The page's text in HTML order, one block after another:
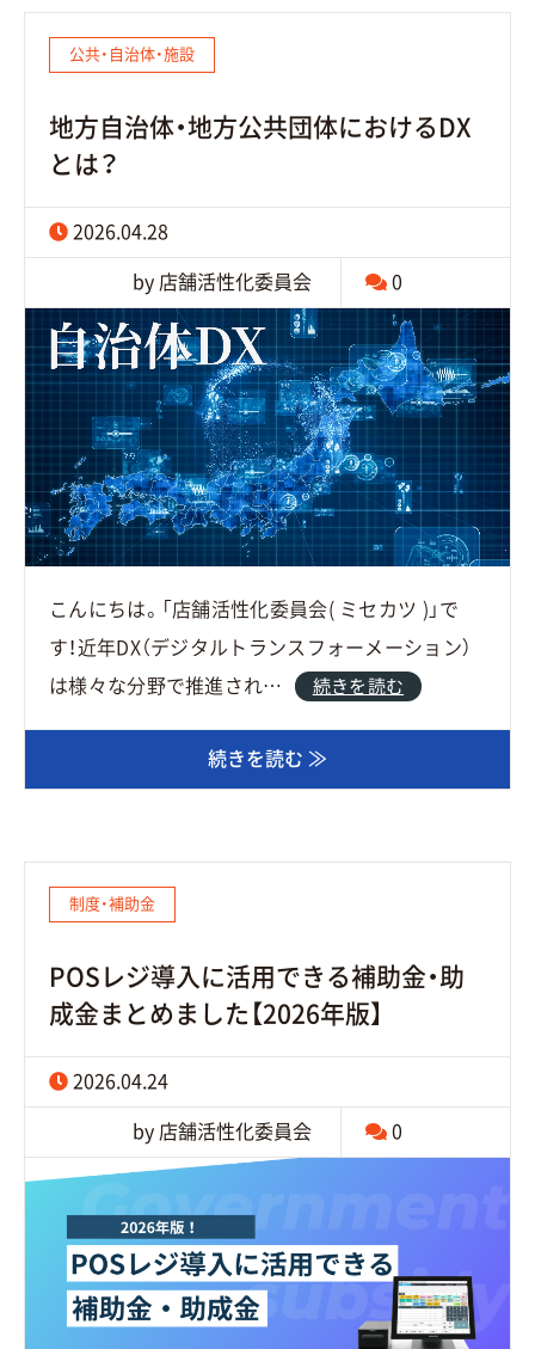
公共・自治体・施設
地方自治体・地方公共団体におけるDX
とは？
2026.04.28
by 店舗活性化委員会 0
こんにちは。「店舗活性化委員会( ミセカツ )」で
す！近年DX（デジタルトランスフォーメーション）
は様々な分野で推進され…
続きを読む
続きを読む ≫
制度・補助金
POSレジ導入に活用できる補助金・助
成金まとめました【2026年版】
2026.04.24
by 店舗活性化委員会 0